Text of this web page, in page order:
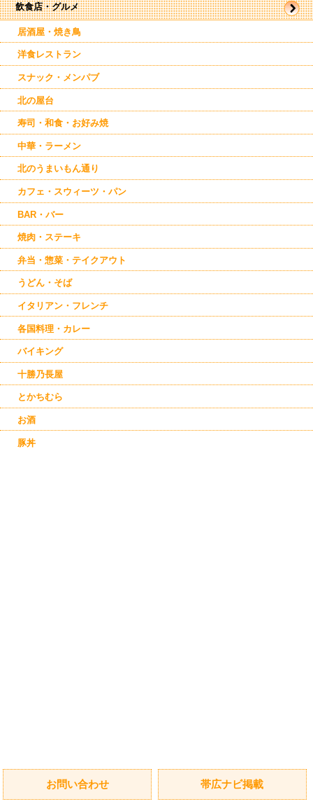
飲食店・グルメ
居酒屋・焼き鳥
洋食レストラン
スナック・メンパブ
北の屋台
寿司・和食・お好み焼
中華・ラーメン
北のうまいもん通り
カフェ・スウィーツ・パン
BAR・バー
焼肉・ステーキ
弁当・惣菜・テイクアウト
うどん・そば
イタリアン・フレンチ
各国料理・カレー
バイキング
十勝乃長屋
とかちむら
お酒
豚丼
帯広市
駅近郊
駅周辺
東帯広
西帯広
南帯広
音更
幕別
芽室
池田
清水
鹿追
士幌
上士幌
新得
本別
足寄
中札内
大樹
お問い合わせ 帯広ナビ掲載